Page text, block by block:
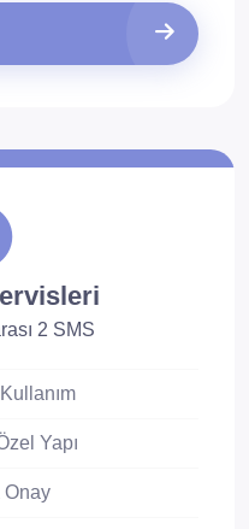
2 SMS
Yapı
Onay